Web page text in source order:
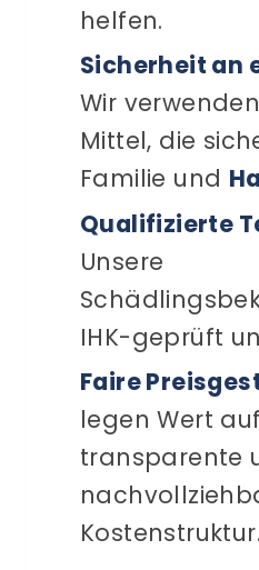
helfen.
Sicherheit an
Wir
Mittel, die
Familie und
Qualifizierte
Unsere
IHK-geprüft
Faire
legen Wert
transparente
Kostenstruktur.